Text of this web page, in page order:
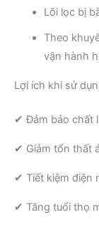
Lõi lọc bị
Theo
vận hành
Lợi ích khi sử
✔ Đảm bảo chất
✔ Giảm tổn thất
✔ Tiết kiệm điện
✔ Tăng tuổi thọ